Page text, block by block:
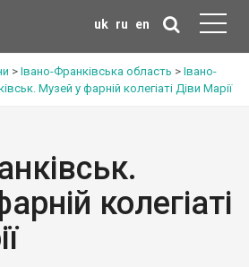
uk ru en
> Івано-Франківська область > Івано-
Музей у фарній колегіаті Діви Марії
колегіаті